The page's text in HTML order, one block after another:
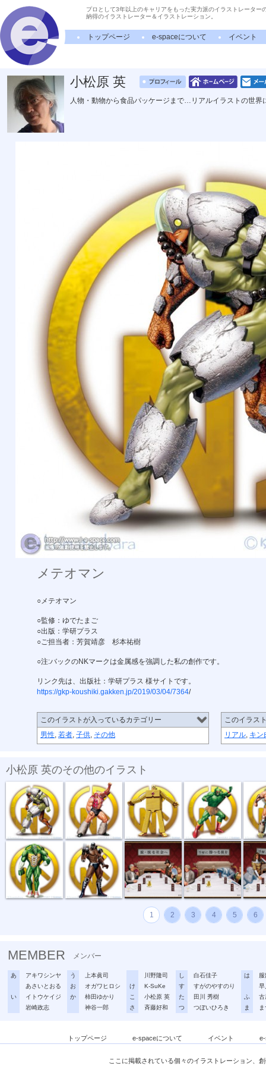
プロとして3年以上のキャリアをもった実力派のイラストレーター
納得のイラストレーター＆イラストレーション。
トップページ e-spaceについて イベント
小松原 英
人物・動物から食品パッケージまで…リアルイラストの世界
メテオマン
○メテオマン
○監修：ゆでたまご
○出版：学研プラス
○ご担当者：芳賀靖彦 杉本祐樹
○注:バックのNKマークは金属感を強調した私の創作です。
リンク先は、出版社：学研プラス 様サイトです。
https://gkp-koushiki.gakken.jp/2019/03/04/7364/
このイラストが入っているカテゴリー
男性, 若者, 子供, その他
このイラス
リアル, キン
小松原 英のその他のイラスト
メテオマン ネプチューン... サンシャイン
スニゲーター ウォーズマン Rize 交通広... リゼ：Rize ... リゼ
1 2 3 4 5 6
MEMBER メンバー
あ
アキワシンヤ
あさいとおる
い
イトウケイジ
岩崎政志
う
上本眞司
お
オガワヒロシ
か
柿田ゆかり
神谷一郎
川野隆司
け
K-SuKe
こ
小松原 英
さ
斉藤好和
し
白石佳子
す
すがのやすのり
た
田川 秀樹
つ
つぼいひろき
は
早
ふ
古
ま
トップページ e-spaceについて イベント
ここに掲載されている個々のイラストレーション、